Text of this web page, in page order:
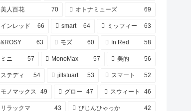
美人百花 70 オトナミューズ 69
インレッド 66 smart 64 ミッフィー 63
&ROSY 63 モズ 60 In Red 58
ミニ 57 MonoMax 57 美的 56
ステディ 54 jillstuart 53 スマート 52
モノマックス 49 グロー 47 スウィート 46
リラックマ 43 びじんひゃっか 42